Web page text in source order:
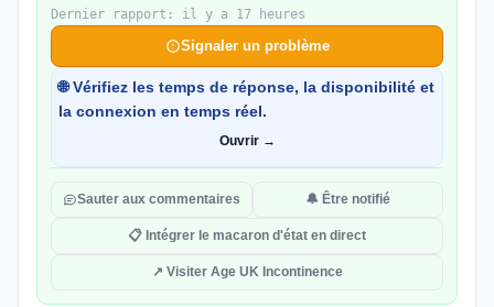
Dernier rapport: il y a 17 heures
Signaler un problème
🌐 Vérifiez les temps de réponse, la disponibilité et
la connexion en temps réel.
Ouvrir →
Sauter aux commentaires 🔔 Être notifié
📋 Intégrer le macaron d'état en direct
↗ Visiter Age UK Incontinence